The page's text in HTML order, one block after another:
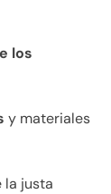
los
y materiales
la justa